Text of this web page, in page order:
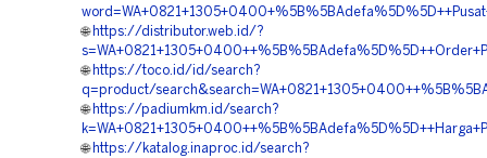
🌐 https://distributor.web.id/?
🌐 https://toco.id/id/search?
q=product/
🌐 https://padiumkm.id/search?
🌐 https://katalog.inaproc.id/search?